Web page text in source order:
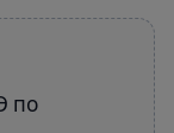
по